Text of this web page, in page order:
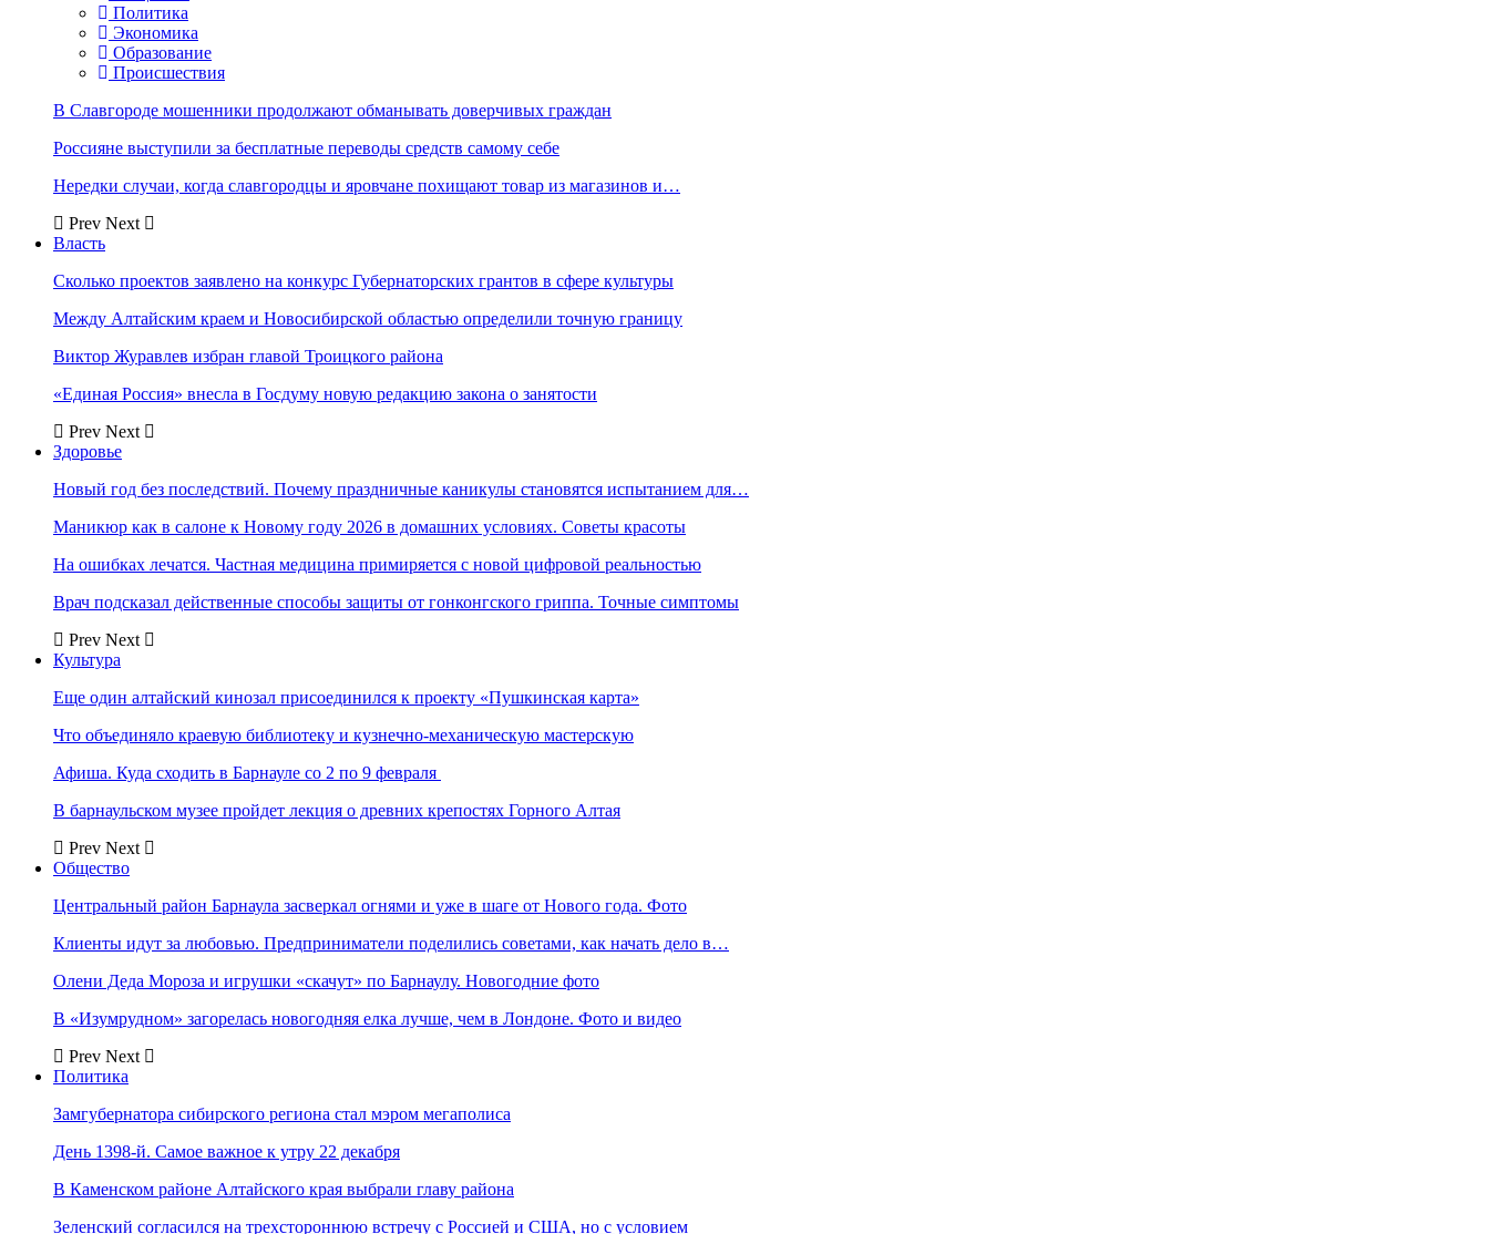
Политика
Экономика
Образование
Происшествия
В Славгороде мошенники продолжают обманывать доверчивых граждан
Россияне выступили за бесплатные переводы средств самому себе
Нередки случаи, когда славгородцы и яровчане похищают товар из магазинов и…
Prev Next
Власть
Сколько проектов заявлено на конкурс Губернаторских грантов в сфере культуры
Между Алтайским краем и Новосибирской областью определили точную границу
Виктор Журавлев избран главой Троицкого района
«Единая Россия» внесла в Госдуму новую редакцию закона о занятости
Prev Next
Здоровье
Новый год без последствий. Почему праздничные каникулы становятся испытанием для…
Маникюр как в салоне к Новому году 2026 в домашних условиях. Советы красоты
На ошибках лечатся. Частная медицина примиряется с новой цифровой реальностью
Врач подсказал действенные способы защиты от гонконгского гриппа. Точные симптомы
Prev Next
Культура
Еще один алтайский кинозал присоединился к проекту «Пушкинская карта»
Что объединяло краевую библиотеку и кузнечно-механическую мастерскую
Афиша. Куда сходить в Барнауле со 2 по 9 февраля
В барнаульском музее пройдет лекция о древних крепостях Горного Алтая
Prev Next
Общество
Центральный район Барнаула засверкал огнями и уже в шаге от Нового года. Фото
Клиенты идут за любовью. Предприниматели поделились советами, как начать дело в…
Олени Деда Мороза и игрушки «скачут» по Барнаулу. Новогодние фото
В «Изумрудном» загорелась новогодняя елка лучше, чем в Лондоне. Фото и видео
Prev Next
Политика
Замгубернатора сибирского региона стал мэром мегаполиса
День 1398-й. Самое важное к утру 22 декабря
В Каменском районе Алтайского края выбрали главу района
Зеленский согласился на трехстороннюю встречу с Россией и США, но с условием